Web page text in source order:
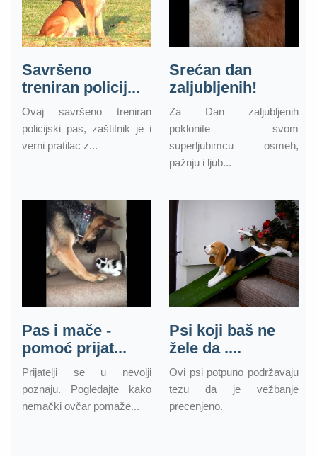
Savršeno
treniran policij...
Ovaj savršeno treniran
policijski pas, zaštitnik je i
verni pratilac z...
Srećan dan
zaljubljenih!
Za Dan zaljubljenih
poklonite svom
superljubimcu osmeh,
pažnju i ljub...
Pas i mače -
pomoć prijat...
Prijatelji se u nevolji
poznaju. Pogledajte kako
nemački ovčar pomaže...
Psi koji baš ne
žele da ....
Ovi psi potpuno podržavaju
tezu da je vežbanje
precenjeno.